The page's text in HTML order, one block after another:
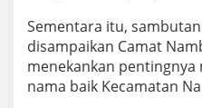
Sementara itu,
disampaikan Camat
menekankan
nama baik Kecamatan